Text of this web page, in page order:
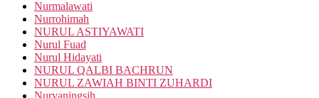
Nurmalawati
Nurrohimah
NURUL ASTIYAWATI
Nurul Fuad
Nurul Hidayati
NURUL QALBI BACHRUN
NURUL ZAWIAH BINTI ZUHARDI
Nuryaningsih